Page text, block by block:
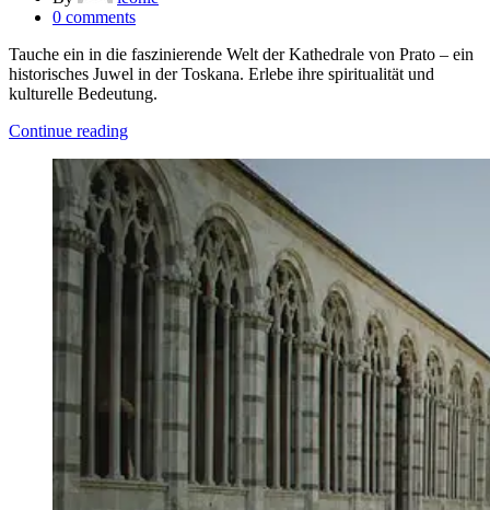
0 comments
Tauche ein in die faszinierende Welt der Kathedrale von Prato – ein
historisches Juwel in der Toskana. Erlebe ihre spiritualität und
kulturelle Bedeutung.
Continue reading